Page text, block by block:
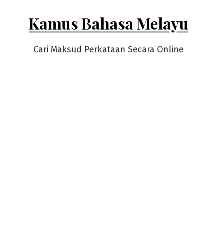
Kamus Bahasa Melayu
Cari Maksud Perkataan Secara Online